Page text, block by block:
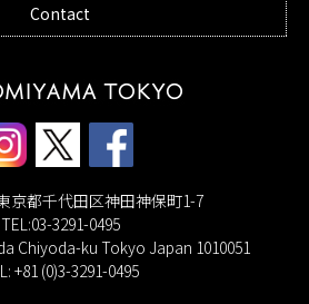
Contact
京都千代田区神田神保町1-7
TEL:03-3291-0495
Chiyoda-ku Tokyo Japan 1010051
+81 (0)3-3291-0495